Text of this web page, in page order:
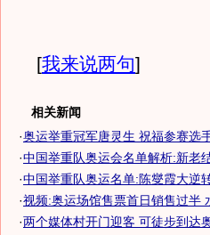
[我来说两句]
相关新闻
·奥运举重冠军唐灵生 祝福参赛选
·中国举重队奥运会名单解析:新老
·中国举重队奥运名单:陈燮霞大逆
·视频:奥运场馆售票首日销售过半
·两个媒体村开门迎客 可徒步到达